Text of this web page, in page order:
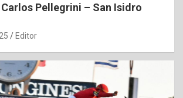
Pellegrini – San Isidro
Editor